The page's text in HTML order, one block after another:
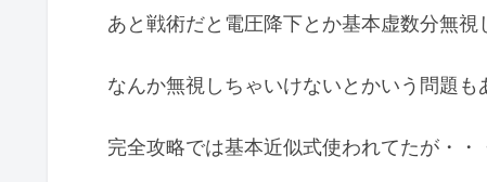
あと戦術だと電圧降下とか基本虚数分無
なんか無視しちゃいけないとかいう問題
完全攻略では基本近似式使われてたが・